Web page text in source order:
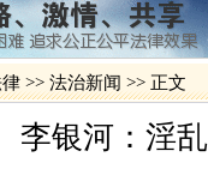
>> 法治新闻 >> 正文
李银河：淫